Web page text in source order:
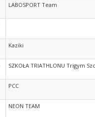
LABOSPORT Team
Kaziki
SZKOŁA TRIATHLONU Trigym
PCC
NEON TEAM